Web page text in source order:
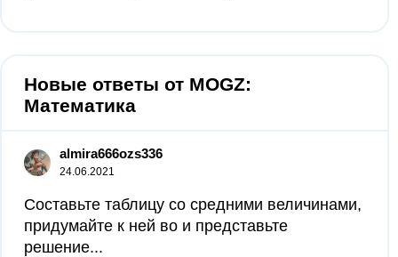
Новые ответы от MOGZ:
Математика
almira666ozs336
24.06.2021
Составьте таблицу со средними величинами,
придумайте к ней во и представьте
решение...